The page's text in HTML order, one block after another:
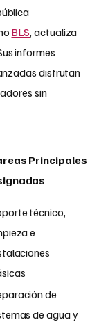
BLS, actualiza
informes
disfrutan
sin
Principales
técnico,
e
de
de agua y